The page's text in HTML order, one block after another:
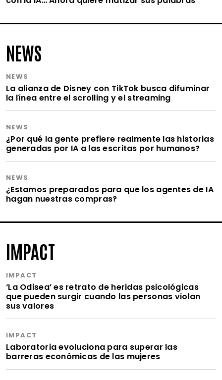
NEWS
NEWS
La alianza de Disney con TikTok busca difuminar
la línea entre el scrolling y el streaming
NEWS
¿Por qué la gente prefiere realmente las historias
generadas por IA a las escritas por humanos?
NEWS
¿Estamos preparados para que los agentes de IA
hagan nuestras compras?
IMPACT
IMPACT
‘La Odisea’ es retrato de heridas psicológicas
que pueden surgir cuando las personas violan
sus valores
IMPACT
Laboratoria evoluciona para superar las
barreras económicas de las mujeres